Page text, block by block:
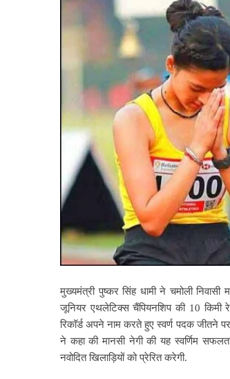
मुख्यमंत्री पुष्कर सिंह धामी ने चमोली निवासी
जूनियर एथलेटिक्स चैंपियनशिप की 10 किमी
रिकॉर्ड अपने नाम करते हुए स्वर्ण पदक जीतने पर
ने कहा की मानसी नेगी की यह स्वर्णिम
नवोदित खिलाड़ियों को प्रेरित करेगी.